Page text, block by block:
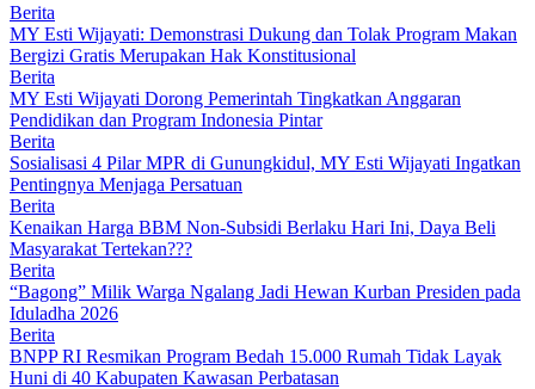
Berita
MY Esti Wijayati: Demonstrasi Dukung dan Tolak Program Makan
Bergizi Gratis Merupakan Hak Konstitusional
Berita
MY Esti Wijayati Dorong Pemerintah Tingkatkan Anggaran
Pendidikan dan Program Indonesia Pintar
Berita
Sosialisasi 4 Pilar MPR di Gunungkidul, MY Esti Wijayati Ingatkan
Pentingnya Menjaga Persatuan
Berita
Kenaikan Harga BBM Non-Subsidi Berlaku Hari Ini, Daya Beli
Masyarakat Tertekan???
Berita
“Bagong” Milik Warga Ngalang Jadi Hewan Kurban Presiden pada
Iduladha 2026
Berita
BNPP RI Resmikan Program Bedah 15.000 Rumah Tidak Layak
Huni di 40 Kabupaten Kawasan Perbatasan